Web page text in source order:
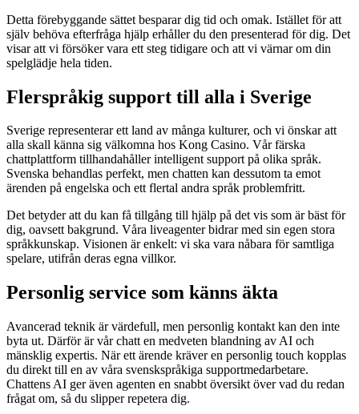
Detta förebyggande sättet besparar dig tid och omak. Istället för att
själv behöva efterfråga hjälp erhåller du den presenterad för dig. Det
visar att vi försöker vara ett steg tidigare och att vi värnar om din
spelglädje hela tiden.
Flerspråkig support till alla i Sverige
Sverige representerar ett land av många kulturer, och vi önskar att
alla skall känna sig välkomna hos Kong Casino. Vår färska
chattplattform tillhandahåller intelligent support på olika språk.
Svenska behandlas perfekt, men chatten kan dessutom ta emot
ärenden på engelska och ett flertal andra språk problemfritt.
Det betyder att du kan få tillgång till hjälp på det vis som är bäst för
dig, oavsett bakgrund. Våra liveagenter bidrar med sin egen stora
språkkunskap. Visionen är enkelt: vi ska vara nåbara för samtliga
spelare, utifrån deras egna villkor.
Personlig service som känns äkta
Avancerad teknik är värdefull, men personlig kontakt kan den inte
byta ut. Därför är vår chatt en medveten blandning av AI och
mänsklig expertis. När ett ärende kräver en personlig touch kopplas
du direkt till en av våra svenskspråkiga supportmedarbetare.
Chattens AI ger även agenten en snabbt översikt över vad du redan
frågat om, så du slipper repetera dig.